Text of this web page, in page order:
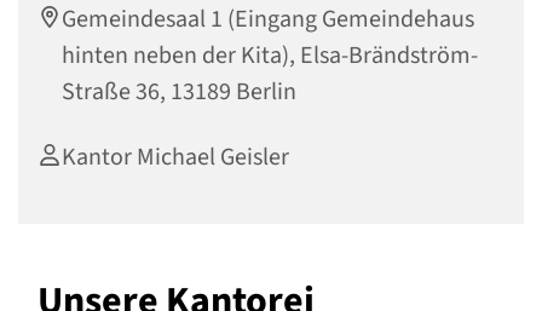
Gemeindesaal 1 (Eingang Gemeindehaus
hinten neben der Kita), Elsa-Brändström-
Straße 36, 13189 Berlin
Kantor Michael Geisler